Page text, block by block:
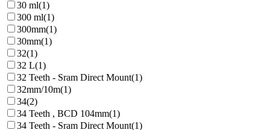
30 ml(1)
300 ml(1)
300mm(1)
30mm(1)
32(1)
32 L(1)
32 Teeth - Sram Direct Mount(1)
32mm/10m(1)
34(2)
34 Teeth , BCD 104mm(1)
34 Teeth - Sram Direct Mount(1)